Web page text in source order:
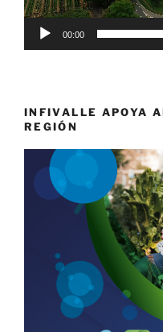
00:00
INFIVALLE APOYA
REGIÓN